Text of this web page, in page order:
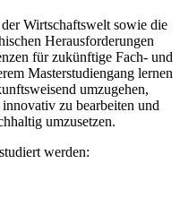
Wirtschaftswelt sowie die
Herausforderungen
für zukünftige Fach- und
Masterstudiengang lernen
umzugehen,
zu bearbeiten und
umzusetzen.
studiert werden: